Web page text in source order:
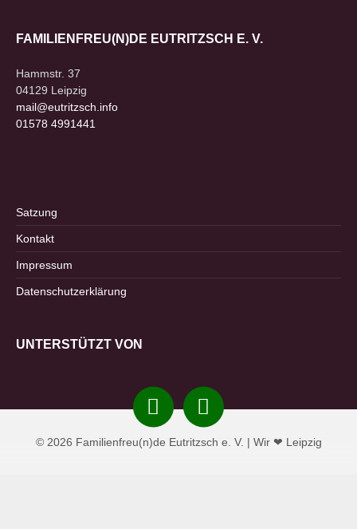
FAMILIENFREU(N)DE EUTRITZSCH E. V.
Hammstr. 37
04129 Leipzig
mail@eutritzsch.info
01578 4991441
Satzung
Kontakt
Impressum
Datenschutzerklärung
UNTERSTÜTZT VON
InstagramFacebook
© 2026 Familienfreu(n)de Eutritzsch e. V. | Wir ❤ Leipzig